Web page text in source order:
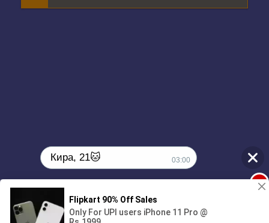
00:00
Кира, 21🐱 03:00
Поиграешь со мной? 💖🐾
1